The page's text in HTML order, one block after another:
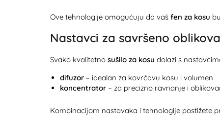
Ove tehnologije omogućuju da vaš fen za kosu
Nastavci za savršeno
Svako kvalitetno sušilo za kosu dolazi s
difuzor – idealan za kovrčavu kosu i volumen
koncentrator – za precizno ravnanje i
Kombinacijom nastavaka i tehnologije postižete